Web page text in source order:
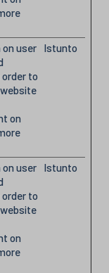
user
to
on
Istunto
user
to
on
Istunto